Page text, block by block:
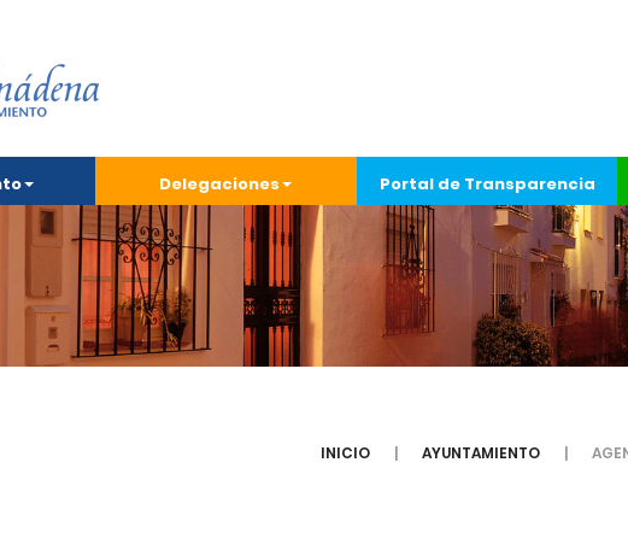
Delegaciones Portal de Transparencia
INICIO AYUNTAMIENTO